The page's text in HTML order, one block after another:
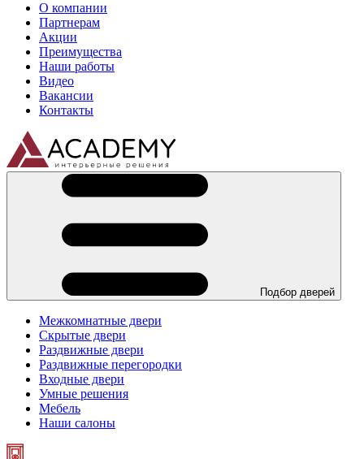
О компании
Партнерам
Акции
Преимущества
Наши работы
Видео
Вакансии
Контакты
Подбор дверей
Межкомнатные двери
Скрытые двери
Раздвижные двери
Раздвижные перегородки
Входные двери
Умные решения
Мебель
Наши салоны